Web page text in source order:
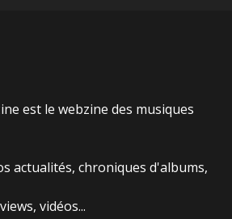
est le webzine des musiques
actualités, chroniques d'albums,
vidéos...